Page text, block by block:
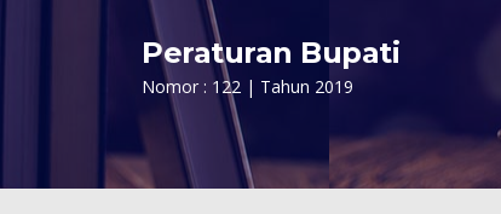
Peraturan Bupati
Nomor : 122 | Tahun 2019